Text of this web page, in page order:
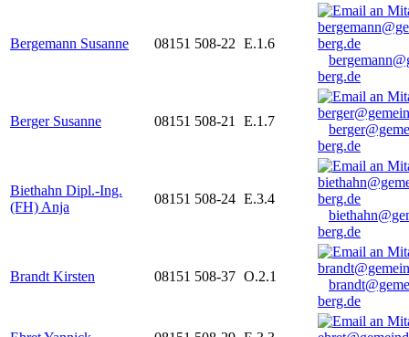
Bergemann Susanne 08151 508-22 E.1.6
berg.de
Berger Susanne 08151 508-21 E.1.7
berg.de
Biethahn Dipl.-Ing.
(FH) Anja
08151 508-24 E.3.4
berg.de
Brandt Kirsten 08151 508-37 O.2.1
berg.de